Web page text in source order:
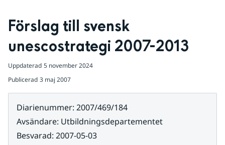
Förslag till svensk
unescostrategi 2007-2013
Uppdaterad 5 november 2024
Publicerad 3 maj 2007
Diarienummer: 2007/469/184
Avsändare: Utbildningsdepartementet
Besvarad: 2007-05-03